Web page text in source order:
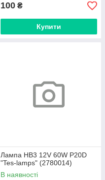
100 ₴
Купити
Лампа HB3 12V 60W P20D
"Tes-lamps" (2780014)
В наявності